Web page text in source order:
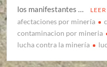
los manifestantes …
afectaciones por minería
contaminacion por mineria
lucha contra la minería